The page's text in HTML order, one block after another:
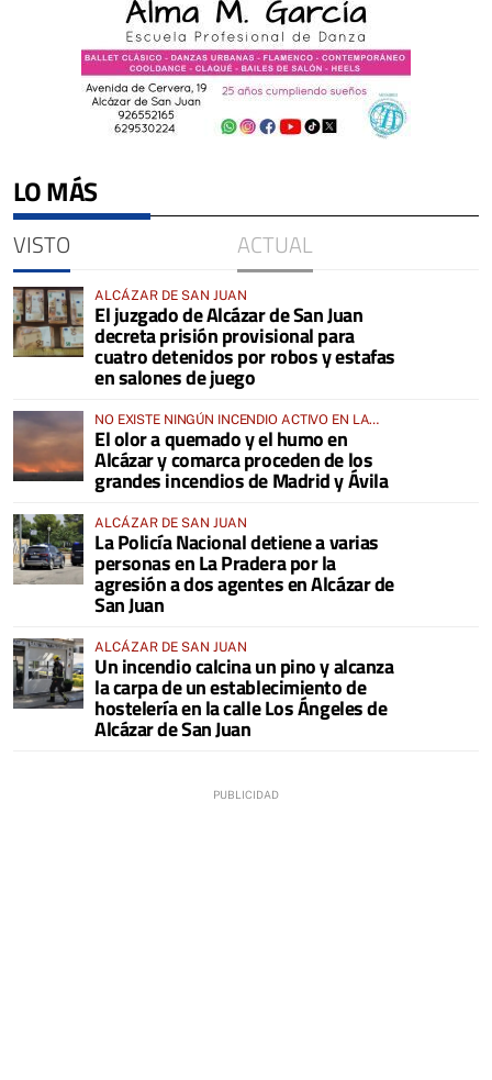
LO MÁS
VISTO ACTUAL
ALCÁZAR DE SAN JUAN
El juzgado de Alcázar de San Juan
decreta prisión provisional para
cuatro detenidos por robos y estafas
en salones de juego
NO EXISTE NINGÚN INCENDIO ACTIVO EN LA
COMARCA
El olor a quemado y el humo en
Alcázar y comarca proceden de los
grandes incendios de Madrid y Ávila
ALCÁZAR DE SAN JUAN
La Policía Nacional detiene a varias
personas en La Pradera por la
agresión a dos agentes en Alcázar de
San Juan
ALCÁZAR DE SAN JUAN
Un incendio calcina un pino y alcanza
la carpa de un establecimiento de
hostelería en la calle Los Ángeles de
Alcázar de San Juan